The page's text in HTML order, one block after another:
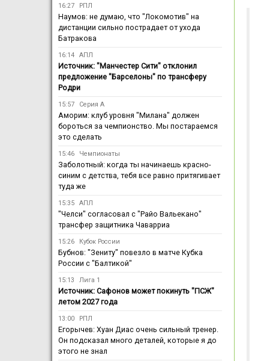
16:27 РПЛ
Наумов: не думаю, что "Локомотив" на
дистанции сильно пострадает от ухода
Батракова
16:14 АПЛ
Источник: "Манчестер Сити" отклонил
предложение "Барселоны" по трансферу
Родри
15:57 Серия А
Аморим: клуб уровня "Милана" должен
бороться за чемпионство. Мы постараемся
это сделать
15:46 Чемпионаты
Заболотный: когда ты начинаешь красно-
синим с детства, тебя все равно притягивает
туда же
15:35 АПЛ
"Челси" согласовал с "Райо Вальекано"
трансфер защитника Чаварриа
15:26 Кубок России
Бубнов: "Зениту" повезло в матче Кубка
России с "Балтикой"
15:13 Лига 1
Источник: Сафонов может покинуть "ПСЖ"
летом 2027 года
13:00 РПЛ
Егорычев: Хуан Диас очень сильный тренер.
Он подсказал много деталей, которые я до
этого не знал